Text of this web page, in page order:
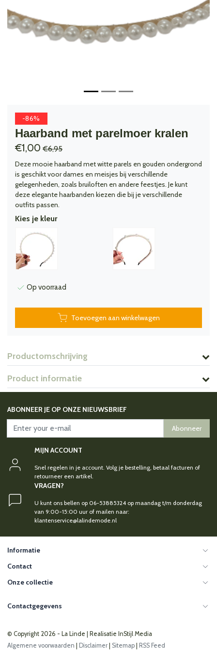
-86%
Haarband met parelmoer kralen
€1,00 €6,95
Deze mooie haarband met witte parels en gouden ondergrond
is geschikt voor dames en meisjes bij verschillende
gelegenheden, zoals bruiloften en andere feestjes. Je kunt
deze elegante haarbanden kiezen die bij je verschillende
outfits passen.
Kies je kleur
Op voorraad
Toevoegen aan winkelwagen
Productomschrijving
Product informatie
ABONNEER JE OP ONZE NIEUWSBRIEF
Abonneer
MIJN ACCOUNT
Snel regelen in je account. Volg je bestelling, betaal facturen of
retourneer een artikel.
VRAGEN?
U kunt ons bellen op 06-53885324 op maandag t/m donderdag
van 9:00-15:00 uur of mailen naar:
klantenservice@lalindemode.nl
Informatie
Contact
Onze collectie
Contactgegevens
© Copyright 2026 - La Linde | Realisatie InStijl Media
Algemene voorwaarden
Disclaimer Sitemap RSS Feed